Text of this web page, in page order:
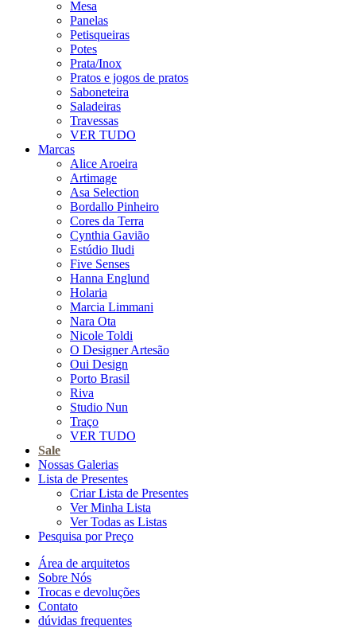
Mesa
Panelas
Petisqueiras
Potes
Prata/Inox
Pratos e jogos de pratos
Saboneteira
Saladeiras
Travessas
VER TUDO
Marcas
Alice Aroeira
Artimage
Asa Selection
Bordallo Pinheiro
Cores da Terra
Cynthia Gavião
Estúdio Iludi
Five Senses
Hanna Englund
Holaria
Marcia Limmani
Nara Ota
Nicole Toldi
O Designer Artesão
Oui Design
Porto Brasil
Riva
Studio Nun
Traço
VER TUDO
Sale
Nossas Galerias
Lista de Presentes
Criar Lista de Presentes
Ver Minha Lista
Ver Todas as Listas
Pesquisa por Preço
Área de arquitetos
Sobre Nós
Trocas e devoluções
Contato
dúvidas frequentes